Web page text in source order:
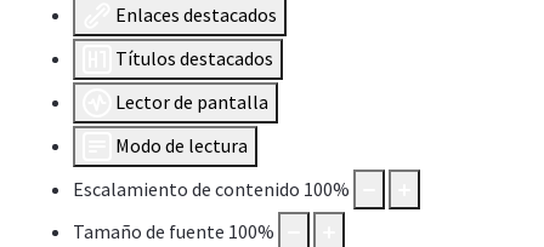
Enlaces destacados
Títulos destacados
Lector de pantalla
Modo de lectura
Escalamiento de contenido 100%
Tamaño de fuente 100%